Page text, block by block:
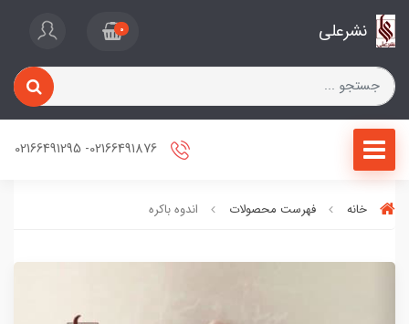
نشرعلی 0
خانه فهرست محصولات اندوه باکره